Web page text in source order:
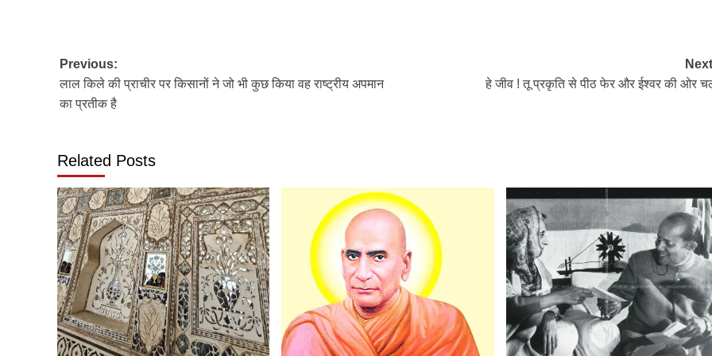
Post
navigation
Previous:
लाल किले की प्राचीर पर किसानों ने जो भी कुछ किया वह राष्ट्रीय अपमान
का प्रतीक है
हे जीव ! तू प्रकृति से पीठ फेर और ईश्वर की ओर
Related Posts